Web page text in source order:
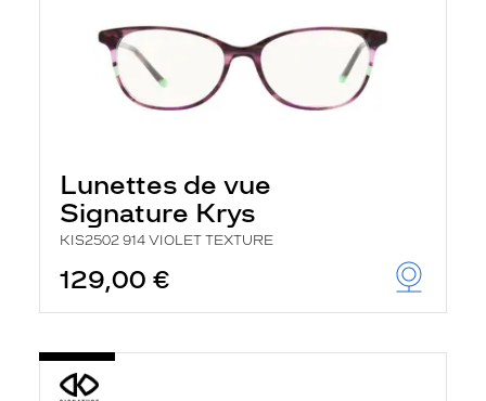
Lunettes de vue
Signature Krys
KIS2502 914 VIOLET TEXTURE
129,00 €